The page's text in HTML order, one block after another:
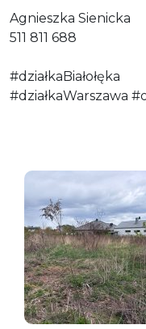
Agnieszka Sienicka
511 811 688
#działkaBiałołęka
#działkaWarszawa